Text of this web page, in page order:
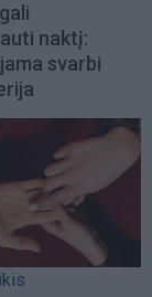
naktį:
svarbi